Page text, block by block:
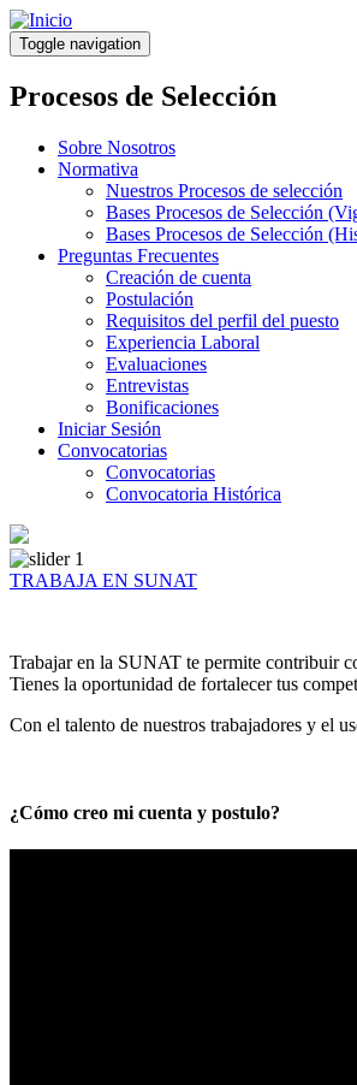
Pasar
al
contenido
principal
Toggle navigation
Procesos de Selección
Sobre Nosotros
Normativa
Nuestros Procesos de selección
Bases Procesos de Selección
Bases Procesos de Selección
Preguntas Frecuentes
Creación de cuenta
Postulación
Requisitos del perfil del puesto
Experiencia Laboral
Evaluaciones
Entrevistas
Bonificaciones
Iniciar Sesión
Convocatorias
Convocatorias
Convocatoria Histórica
TRABAJA EN SUNAT
Trabajar en la SUNAT te permite contribuir
Tienes la oportunidad de fortalecer tus
Con el talento de nuestros trabajadores y el
¿Cómo creo mi cuenta y postulo?